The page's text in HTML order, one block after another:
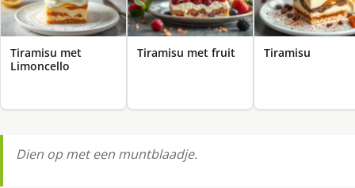
Tiramisu met
Limoncello
Tiramisu met fruit Tiramisu
Dien op met een muntblaadje.